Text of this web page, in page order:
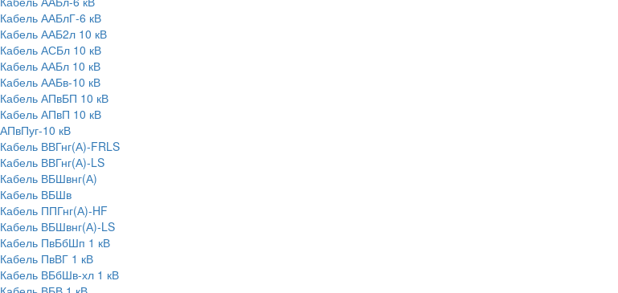
Кабель ААБлГ-6 кВ
Кабель ААБ2л 10 кВ
Кабель АСБл 10 кВ
Кабель ААБл 10 кВ
Кабель ААБв-10 кВ
Кабель АПвБП 10 кВ
Кабель АПвП 10 кВ
АПвПуг-10 кВ
Кабель ВВГнг(А)-FRLS
Кабель ВВГнг(А)-LS
Кабель ВБШвнг(А)
Кабель ВБШв
Кабель ППГнг(А)-HF
Кабель ВБШвнг(А)-LS
Кабель ПвБбШп 1 кВ
Кабель ПвВГ 1 кВ
Кабель ВБбШв-хл 1 кВ